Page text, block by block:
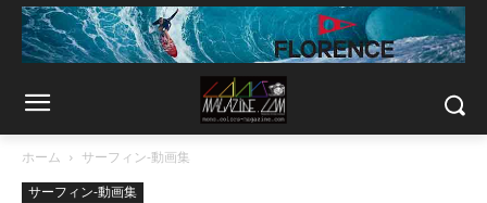
ホーム
サーフィン-動画集
サーフィン-動画集